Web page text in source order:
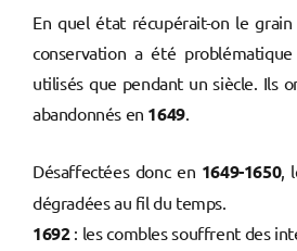
En quel état récupérait-on le
conservation a été
utilisés que pendant un siècle. Ils
abandonnés en 1649.
Désaffectées donc en 1649-1650,
dégradées au fil du temps.
1692 : les combles souffrent des